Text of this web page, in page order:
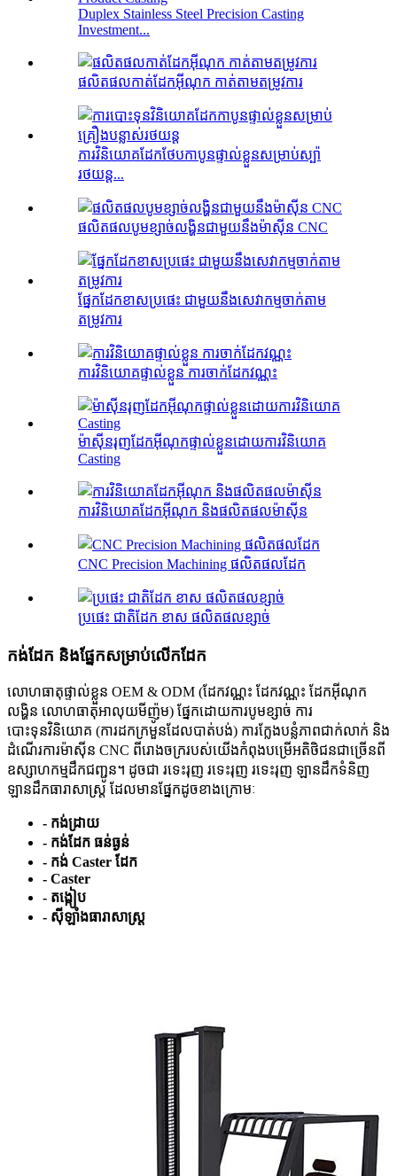
Duplex Stainless Steel Precision Casting
Investment...
ផលិតផលកាត់ដែកអ៊ីណុក កាត់តាមតម្រូវការ
ការវិនិយោគដែកថែបកាបូនផ្ទាល់ខ្លួនសម្រាប់ស្ប៉ា
រថយន្ត...
ផលិតផលបូមខ្សាច់លង្ហិនជាមួយនឹងម៉ាស៊ីន CNC
ផ្នែកដែកខាសប្រផេះ ជាមួយនឹងសេវាកម្មចាក់តាម
តម្រូវការ
ការវិនិយោគផ្ទាល់ខ្លួន ការចាក់ដែកវណ្ណះ
ម៉ាស៊ីនរុញដែកអ៊ីណុកផ្ទាល់ខ្លួនដោយការវិនិយោគ
Casting
ការវិនិយោគដែកអ៊ីណុក និងផលិតផលម៉ាស៊ីន
CNC Precision Machining ផលិតផលដែក
ប្រផេះ ជាតិដែក ខាស ផលិតផលខ្សាច់
កង់​ដែក និង​ផ្នែក​សម្រាប់​លើក​ដែក
លោហធាតុផ្ទាល់ខ្លួន OEM & ODM (ដែកវណ្ណះ ដែកវណ្ណះ ដែកអ៊ីណុក
លង្ហិន លោហធាតុអាលុយមីញ៉ូម) ផ្នែកដោយការបូមខ្សាច់ ការ
បោះទុនវិនិយោគ (ការដកក្រមួនដែលបាត់បង់) ការក្លែងបន្លំភាពជាក់លាក់ និង
ដំណើរការម៉ាស៊ីន CNC ពីរោងចក្ររបស់យើងកំពុងបម្រើអតិថិជនជាច្រើនពី
ឧស្សាហកម្មដឹកជញ្ជូន។ ដូចជា រទេះរុញ រទេះរុញ រទេះរុញ ឡានដឹកទំនិញ
ឡានដឹកធារាសាស្ត្រ ដែលមានផ្នែកដូចខាងក្រោមៈ
- កង់ដ្រាយ
- កង់ដែក ធន់ធ្ងន់
- កង់ Caster ដែក
- Caster
- តង្កៀប
- ស៊ីឡាំងធារាសាស្ត្រ